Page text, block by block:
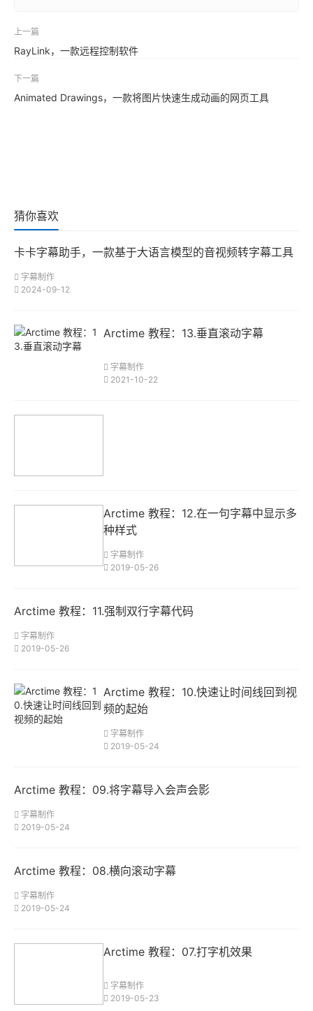
上一篇
RayLink，一款远程控制软件
下一篇
Animated Drawings，一款将图片快速生成动画的网页工具
猜你喜欢
卡卡字幕助手，一款基于大语言模型的音视频转字幕工具
字幕制作
2024-09-12
Arctime 教程：13.垂直滚动字幕
字幕制作
2021-10-22
此问题，fcpx自
样有报错，见多就
2、对于软件压制
答
问：压制视频，理
想的CPU配置
是？核心数多？主
说，只看tfls，核
心8核足够，多了
善），主要就是综
合性能，因为有的
Arctime 教程：12.在一句字幕中显示多
种样式
字幕制作
2019-05-26
Arctime 教程：11.强制双行字幕代码
字幕制作
2019-05-26
Arctime 教程：10.快速让时间线回到视
频的起始
字幕制作
2019-05-24
Arctime 教程：09.将字幕导入会声会影
字幕制作
2019-05-24
Arctime 教程：08.横向滚动字幕
字幕制作
2019-05-24
Arctime 教程：07.打字机效果
字幕制作
2019-05-23